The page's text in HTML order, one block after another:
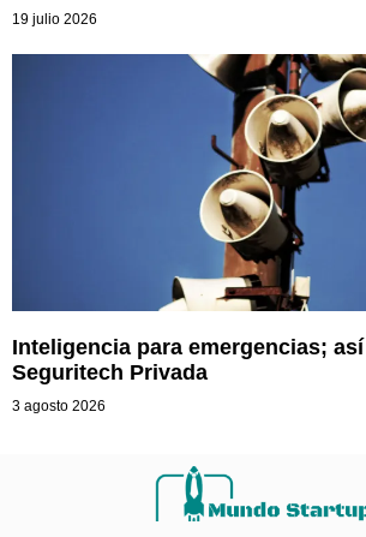
19 julio 2026
Inteligencia para emergencias;
Seguritech Privada
3 agosto 2026